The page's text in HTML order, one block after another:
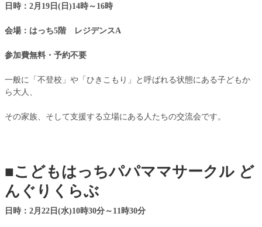
日時：2月19日(日)14時～16時
会場：はっち5階 レジデンスA
参加費無料・予約不要
一般に「不登校」や「ひきこもり」と呼ばれる状態にある子どもか
ら大人、
その家族、そして支援する立場にある人たちの交流会です。
■こどもはっちパパママサークル ど
んぐりくらぶ
日時：2 月22 日 (水)10時30分～ 11 時30分